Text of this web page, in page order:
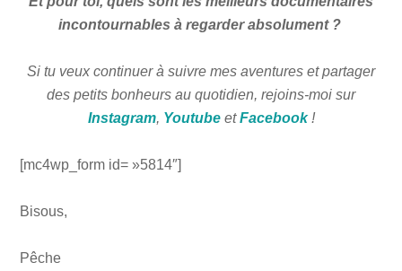
incontournables à regarder absolument ?
Si tu veux continuer à suivre mes aventures et partager
des petits bonheurs au quotidien, rejoins-moi sur
Instagram, YoutubeetFacebook!
[mc4wp_form id= »5814″]
Bisous,
Pêche